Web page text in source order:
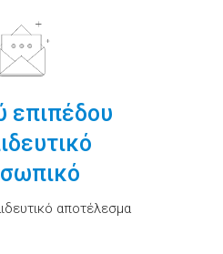
επιπέδου
αποτέλεσμα